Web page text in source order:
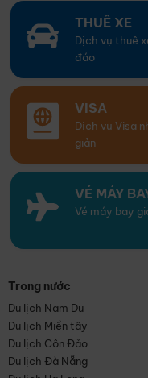
THUÊ XE
Dịch vụ thuê
đáo
VISA
Dịch vụ Visa
giản
VÉ MÁY
Vé máy bay
Trong nước
Du lịch Nam Du
Du lịch Miền tây
Du lịch Côn Đảo
Du lịch Đà Nẵng